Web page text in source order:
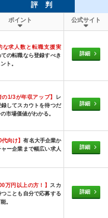
評 判
ポイント 公式サイト
な求人数と転職支援実
の転職なら登録すべき
ト。
詳細
の1/3が年収アップ】
レ
録してスカウトを待つだ
市場価値がわかる。
詳細
代向け】有名大手企業か
ー企業まで幅広い求人
詳細
万円以上の方！】 スカ
つことも自分で応募する
。
詳細